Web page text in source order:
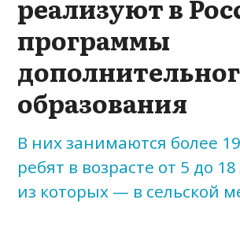
реализуют в
программы
образования
В них занимаются более
ребят в возрасте от 5 до
из которых — в сельской